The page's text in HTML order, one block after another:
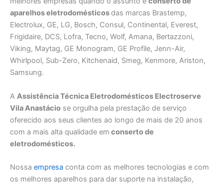
aparelhos eletrodomésticosdas marcas Brastemp,
Electrolux, GE, LG, Bosch, Consul, Continental, Everest,
Frigidaire, DCS, Lofra, Tecno, Wolf, Amana, Bertazzoni,
Viking, Maytag, GE Monogram, GE Profile, Jenn-Air,
Whirlpool, Sub-Zero, Kitchenaid, Smeg, Kenmore, Ariston,
Samsung.
A Assistência Técnica Eletrodomésticos Electroserve
Vila Anastácio se orgulha pela prestação de serviço
oferecido aos seus clientes ao longo de mais de 20 anos
com a mais alta qualidade em conserto de
eletrodomésticos.
Nossa empresa conta com as melhores tecnologias e com
os melhores aparelhos para dar suporte na instalação,